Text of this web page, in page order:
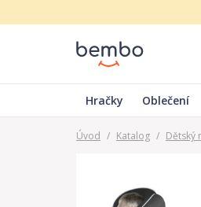
Hračky Oblečení
Úvod / Katalog / Dětský